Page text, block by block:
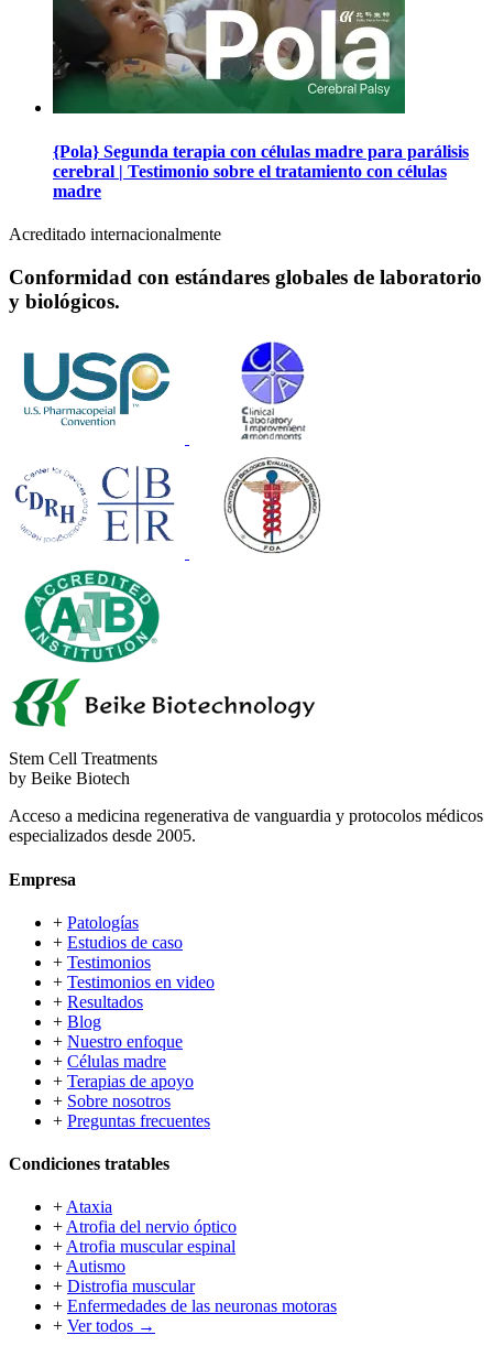
{Pola} Segunda terapia con células madre para parálisis
cerebral | Testimonio sobre el tratamiento con células
madre
Acreditado internacionalmente
Conformidad con estándares globales de laboratorio
y biológicos.
Stem Cell Treatments
by Beike Biotech
Acceso a medicina regenerativa de vanguardia y protocolos médicos
especializados desde 2005.
Empresa
+ Patologías
+ Estudios de caso
+ Testimonios
+ Testimonios en video
+ Resultados
+ Blog
+ Nuestro enfoque
+ Células madre
+ Terapias de apoyo
+ Sobre nosotros
+ Preguntas frecuentes
Condiciones tratables
+Ataxia
+Atrofia del nervio óptico
+Atrofia muscular espinal
+Autismo
+ Distrofia muscular
+ Enfermedades de las neuronas motoras
+ Ver todos →